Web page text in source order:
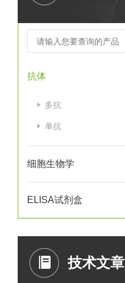
抗体
多抗
单抗
细胞生物学
ELISA试剂盒
技术文章